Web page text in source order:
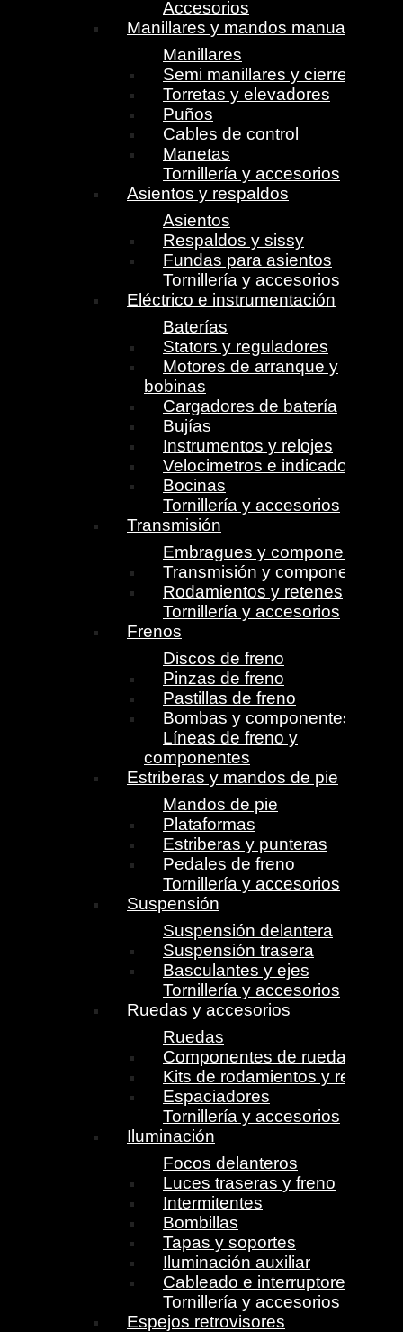
Accesorios
Manillares y mandos manuales
Manillares
Semi manillares y cierres
Torretas y elevadores
Puños
Cables de control
Manetas
Tornillería y accesorios
Asientos y respaldos
Asientos
Respaldos y sissy
Fundas para asientos
Tornillería y accesorios
Eléctrico e instrumentación
Baterías
Stators y reguladores
Motores de arranque y
bobinas
Cargadores de batería
Bujías
Instrumentos y relojes
Velocimetros e indicadores
Bocinas
Tornillería y accesorios
Transmisión
Embragues y componentes
Transmisión y componentes
Rodamientos y retenes
Tornillería y accesorios
Frenos
Discos de freno
Pinzas de freno
Pastillas de freno
Bombas y componentes
Líneas de freno y
componentes
Estriberas y mandos de pie
Mandos de pie
Plataformas
Estriberas y punteras
Pedales de freno
Tornillería y accesorios
Suspensión
Suspensión delantera
Suspensión trasera
Basculantes y ejes
Tornillería y accesorios
Ruedas y accesorios
Ruedas
Componentes de ruedas
Kits de rodamientos y retenes
Espaciadores
Tornillería y accesorios
Iluminación
Focos delanteros
Luces traseras y freno
Intermitentes
Bombillas
Tapas y soportes
Iluminación auxiliar
Cableado e interruptores
Tornillería y accesorios
Espejos retrovisores